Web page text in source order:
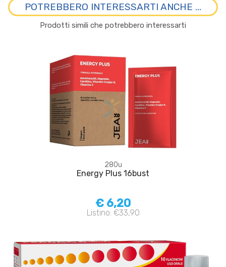
POTREBBERO INTERESSARTI ANCHE ...
Prodotti simili che potrebbero interessarti
280u
Energy Plus 16bust
€ 6,20
Listino: €33,90